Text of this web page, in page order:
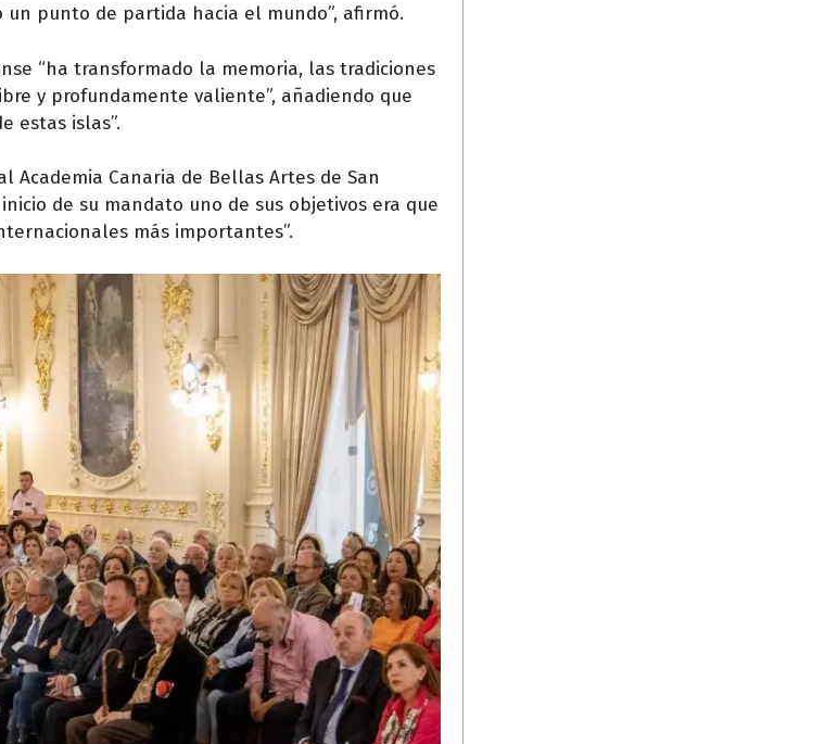
punto de partida hacia el mundo”, afirmó.
“ha transformado la memoria, las tradiciones
y profundamente valiente”, añadiendo que
estas islas”.
Academia Canaria de Bellas Artes de San
de su mandato uno de sus objetivos era que
más importantes”.